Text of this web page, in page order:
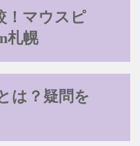
！マウスピ
札幌
は？疑問を